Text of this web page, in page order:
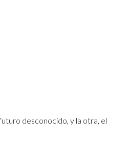
desconocido, y la otra, el